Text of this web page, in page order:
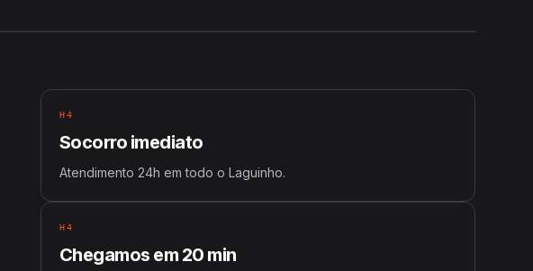
H4
Socorro imediato
Atendimento 24h em todo o Laguinho.
H4
Chegamos em 20 min